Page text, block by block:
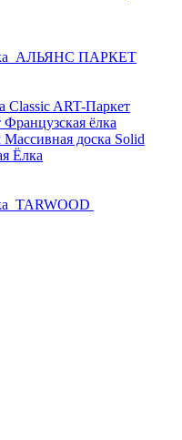
АЛЬЯНС ПАРКЕТ
Classic ART-Паркет
ёлка
Массивная доска Solid
Ёлка
TARWOOD